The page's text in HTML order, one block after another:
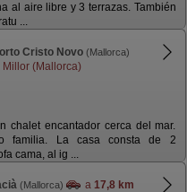
al aire libre y 3 terrazas. También
...
Cristo Novo (Mallorca)
(Mallorca)
chalet encantador cerca del mar.
familia. La casa consta de 2
cama, al ig ...
(Mallorca) a 17,8 km